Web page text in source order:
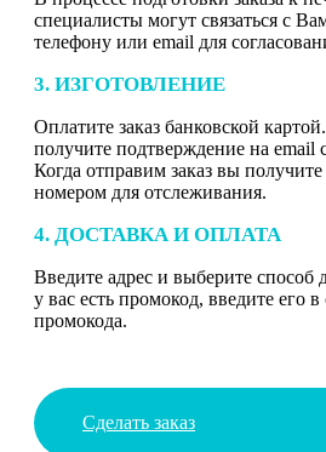
специалисты могут связаться с
телефону или email для
3. ИЗГОТОВЛЕНИЕ
Оплатите заказ банковской
получите подтверждение на email
Когда отправим заказ вы
номером для отслеживания.
4. ДОСТАВКА И ОПЛАТА
Введите адрес и выберите способ
у вас есть промокод, введите его
промокода.
Сделать заказ